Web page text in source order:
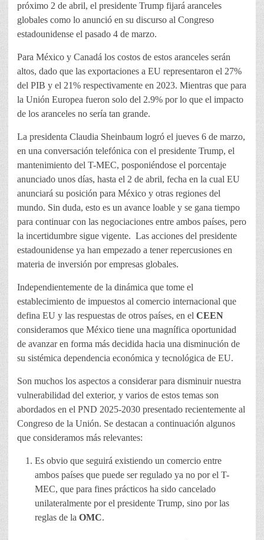
próximo 2 de abril, el presidente Trump fijará aranceles
globales como lo anunció en su discurso al Congreso
estadounidense el pasado 4 de marzo.
Para México y Canadá los costos de estos aranceles serán
altos, dado que las exportaciones a EU representaron el 27%
del PIB y el 21% respectivamente en 2023. Mientras que para
la Unión Europea fueron solo del 2.9% por lo que el impacto
de los aranceles no sería tan grande.
La presidenta Claudia Sheinbaum logró el jueves 6 de marzo,
en una conversación telefónica con el presidente Trump, el
mantenimiento del T-MEC, posponiéndose el porcentaje
anunciado unos días, hasta el 2 de abril, fecha en la cual EU
anunciará su posición para México y otras regiones del
mundo. Sin duda, esto es un avance loable y se gana tiempo
para continuar con las negociaciones entre ambos países, pero
la incertidumbre sigue vigente. Las acciones del presidente
estadounidense ya han empezado a tener repercusiones en
materia de inversión por empresas globales.
Independientemente de la dinámica que tome el
establecimiento de impuestos al comercio internacional que
defina EU y las respuestas de otros países, en el CEEN
consideramos que México tiene una magnífica oportunidad
de avanzar en forma más decidida hacia una disminución de
su sistémica dependencia económica y tecnológica de EU.
Son muchos los aspectos a considerar para disminuir nuestra
vulnerabilidad del exterior, y varios de estos temas son
abordados en el PND 2025-2030 presentado recientemente al
Congreso de la Unión. Se destacan a continuación algunos
que consideramos más relevantes:
Es obvio que seguirá existiendo un comercio entre
ambos países que puede ser regulado ya no por el T-
MEC, que para fines prácticos ha sido cancelado
unilateralmente por el presidente Trump, sino por las
reglas de la OMC.